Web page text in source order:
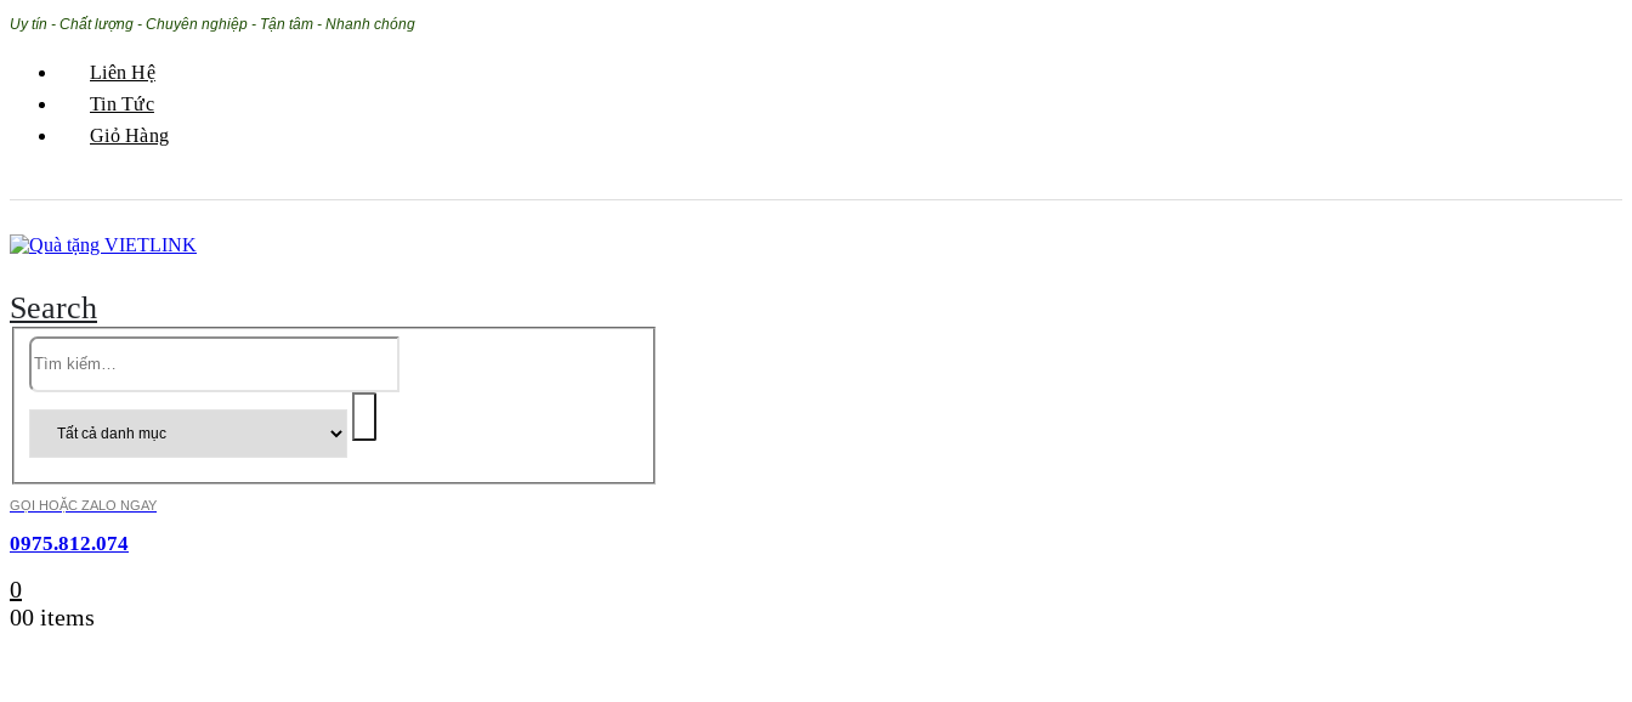
Uy tín - Chất lượng - Chuyên nghiệp - Tận tâm - Nhanh chóng
Liên Hệ
Tin Tức
Giỏ Hàng
Search
GỌI HOẶC ZALO NGAY
0975.812.074
0
00 items